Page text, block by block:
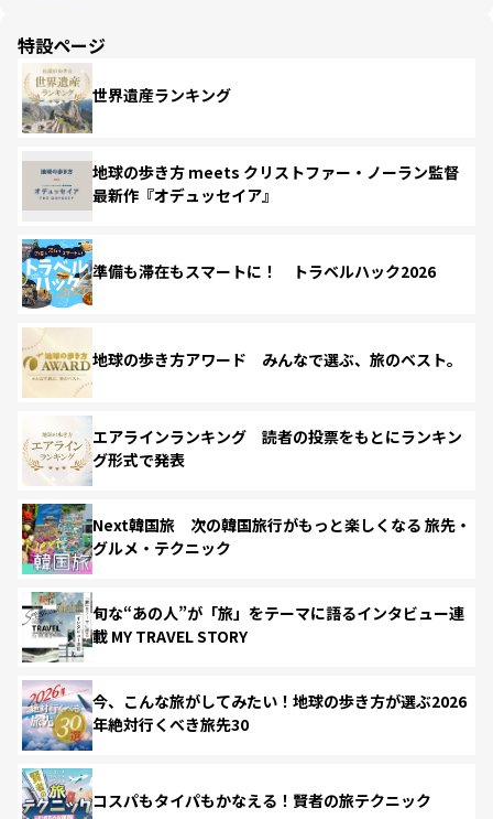
特設ページ
世界遺産ランキング
地球の歩き方 meets クリストファー・ノーラン監督
最新作『オデュッセイア』
準備も滞在もスマートに！ トラベルハック2026
地球の歩き方アワード みんなで選ぶ、旅のベスト。
エアラインランキング 読者の投票をもとにランキン
グ形式で発表
Next韓国旅 次の韓国旅行がもっと楽しくなる 旅先・
グルメ・テクニック
旬な“あの人”が「旅」をテーマに語るインタビュー連
載 MY TRAVEL STORY
今、こんな旅がしてみたい！地球の歩き方が選ぶ2026
年絶対行くべき旅先30
コスパもタイパもかなえる！賢者の旅テクニック